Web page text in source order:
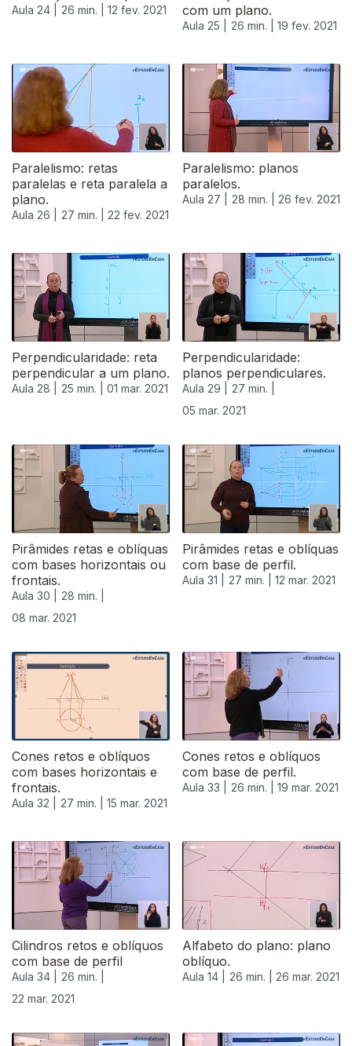
Aula 24 | 26 min. | 12 fev. 2021
com um plano.
Aula 25 | 26 min. | 19 fev. 2021
Paralelismo: retas
paralelas e reta paralela a
plano.
Aula 26 | 27 min. | 22 fev. 2021
Paralelismo: planos
paralelos.
Aula 27 | 28 min. | 26 fev. 2021
Perpendicularidade: reta
perpendicular a um plano.
Aula 28 | 25 min. | 01 mar. 2021
Perpendicularidade:
planos perpendiculares.
Aula 29 |
27 min. |
05 mar. 2021
Pirâmides retas e oblíquas
com bases horizontais ou
frontais.
Aula 30 |
28 min. |
08 mar. 2021
Pirâmides retas e oblíquas
com base de perfil.
Aula 31 | 27 min. | 12 mar. 2021
Cones retos e oblíquos
com bases horizontais e
frontais.
Aula 32 | 27 min. | 15 mar. 2021
Cones retos e oblíquos
com base de perfil.
Aula 33 | 26 min. | 19 mar. 2021
Cilindros retos e oblíquos
com base de perfil
Aula 34 |
26 min. |
22 mar. 2021
Alfabeto do plano: plano
oblíquo.
Aula 14 | 26 min. | 26 mar. 2021
532941